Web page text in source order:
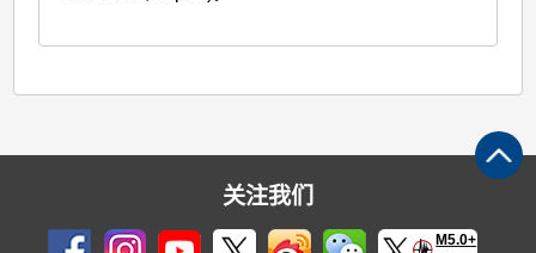
关注我们
M5.0+